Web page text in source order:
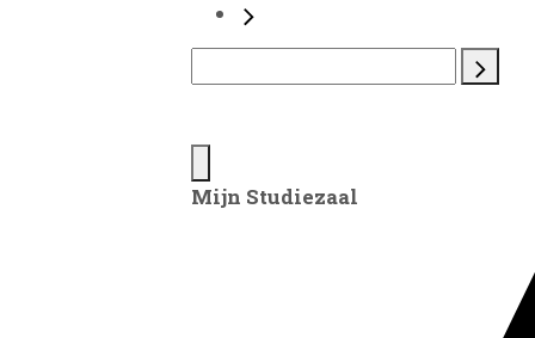
Mijn Studiezaal